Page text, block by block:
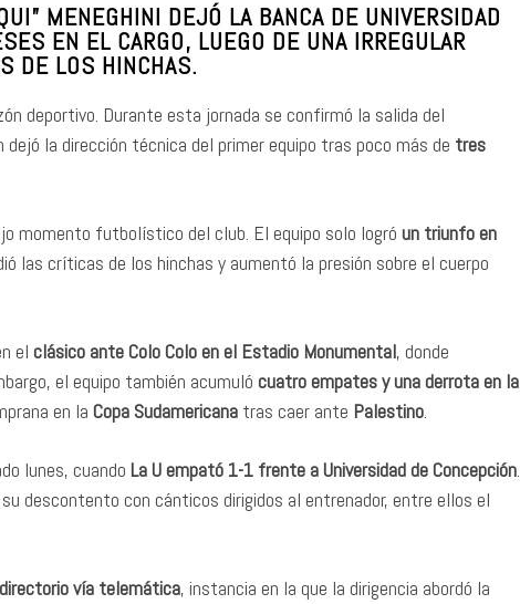
MENEGHINI DEJÓ LA BANCA DE UNIVERSIDAD
EN EL CARGO, LUEGO DE UNA IRREGULAR
DE LOS HINCHAS.
deportivo. Durante esta jornada se confirmó la salida del
dejó la dirección técnica del primer equipo tras poco más de tres
momento futbolístico del club. El equipo solo logró un triunfo en
las críticas de los hinchas y aumentó la presión sobre el cuerpo
el clásico ante Colo Colo en el Estadio Monumental, donde
el equipo también acumuló cuatro empates y una derrota en la
en la Copa Sudamericana tras caer ante Palestino.
lunes, cuando La U empató 1-1 frente a Universidad de Concepción.
descontento con cánticos dirigidos al entrenador, entre ellos el
vía telemática, instancia en la que la dirigencia abordó la